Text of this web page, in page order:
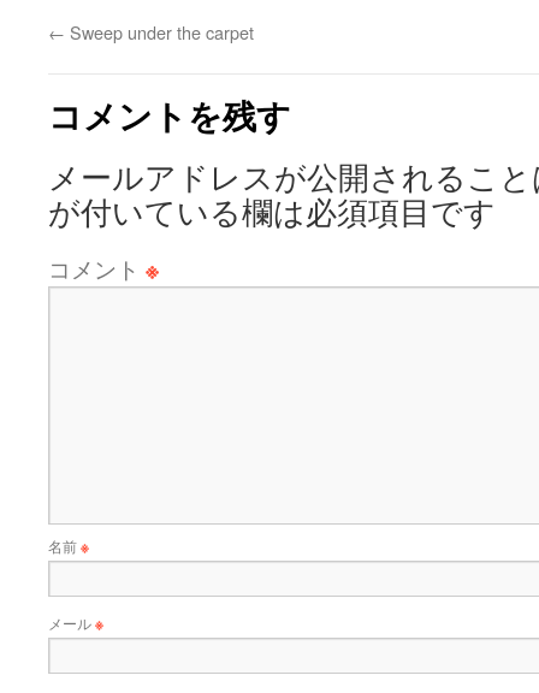
← Sweep under the carpet
コメントを残す
メールアドレスが公開されるこ
が付いている欄は必須項目です
コメント ※
名前※
メール※